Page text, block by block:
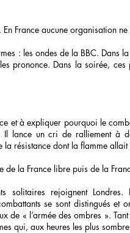
France aucune organisation
: les ondes de la BBC.
prononce. Dans la soirée,
et à expliquer pourquoi le
lance un cri de ralliement à
résistance dont la flamme
de la France libre puis de la
solitaires rejoignent
se sont distingués et
« l’armée des ombres ».
qui, aux heures les plus